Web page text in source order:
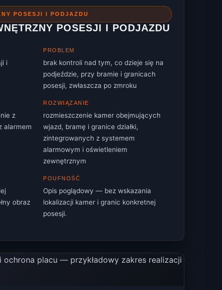
POSESJI I PODJAZDU
POSESJI I PODJAZDU
i
PROBLEM
brak kontroli nad tym, co dzieje się na
podjeździe, przy bramie i granicach
posesji, zwłaszcza po zmroku
z
alarmem
ROZWIĄZANIE
rozmieszczenie kamer obejmujących
wjazd, bramę i granice działki,
zintegrowanych z systemem
alarmowym i oświetleniem
zewnętrznym
obraz
POUFNOŚĆ
Opis poglądowy — bez wskazania
lokalizacji kamer i granic konkretnej
posesji.